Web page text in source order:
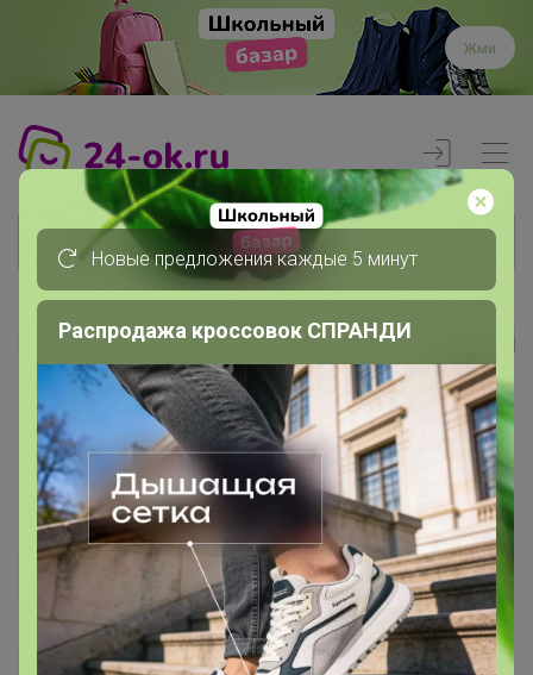
Жми
Главная
Члены клуба
SvetLana 14
SvetLana 14
Новые предложения каждые 5 минут
Распродажа кроссовок СПРАНДИ